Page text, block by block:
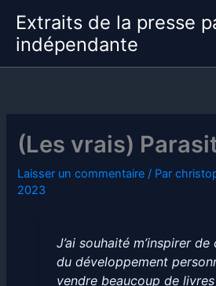
contenu
Extraits de la presse
indépendante
(Les vrais)
Laisser un commentaire / Par
2023
J’ai souhaité m’inspirer
du développement
vendre beaucoup de